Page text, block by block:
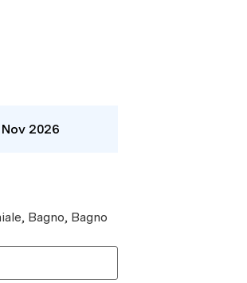
2026
Bagno, Bagno